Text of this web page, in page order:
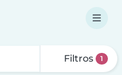
Filtros 1